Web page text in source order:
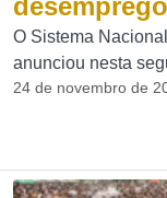
O Sistema
anunciou nesta
24 de novembro de